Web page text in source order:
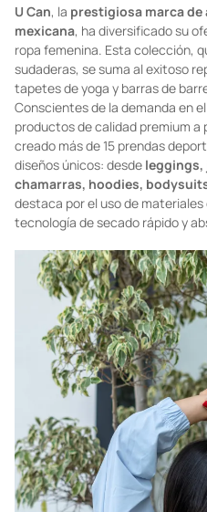
U Can, la prestigiosa marca
mexicana, ha diversificado su
ropa femenina. Esta colección,
sudaderas, se suma al exitoso
tapetes de yoga y barras de
Conscientes de la demanda en
productos de calidad premium a
creado más de 15 prendas
diseños únicos: desde
chamarras, hoodies,
destaca por el uso de
tecnología de secado rápido y